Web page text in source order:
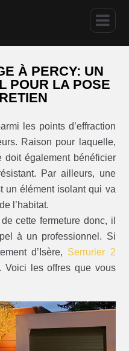
À PERCY: UN
POUR LA POSE
les points d’effraction
Raison pour laquelle,
également bénéficier
Par ailleurs, une
un élément isolant qui va
l’habitat.
cette fermeture donc, il
à un professionnel. Si
d’Isère, Serrurier 2
Voici les offres que vous